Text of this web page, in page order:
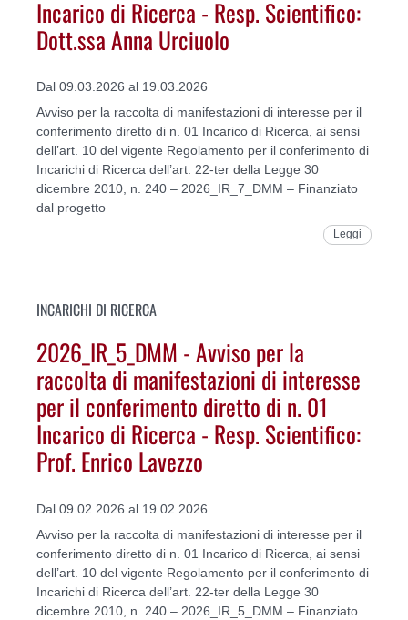
Incarico di Ricerca - Resp. Scientifico:
Dott.ssa Anna Urciuolo
Dal 09.03.2026 al 19.03.2026
Avviso per la raccolta di manifestazioni di interesse per il
conferimento diretto di n. 01 Incarico di Ricerca, ai sensi
dell’art. 10 del vigente Regolamento per il conferimento di
Incarichi di Ricerca dell’art. 22-ter della Legge 30
dicembre 2010, n. 240 – 2026_IR_7_DMM – Finanziato
dal progetto
Leggi
INCARICHI DI RICERCA
2026_IR_5_DMM - Avviso per la
raccolta di manifestazioni di interesse
per il conferimento diretto di n. 01
Incarico di Ricerca - Resp. Scientifico:
Prof. Enrico Lavezzo
Dal 09.02.2026 al 19.02.2026
Avviso per la raccolta di manifestazioni di interesse per il
conferimento diretto di n. 01 Incarico di Ricerca, ai sensi
dell’art. 10 del vigente Regolamento per il conferimento di
Incarichi di Ricerca dell’art. 22-ter della Legge 30
dicembre 2010, n. 240 – 2026_IR_5_DMM – Finanziato